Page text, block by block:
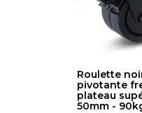
Roulette
pivotante
plateau
50mm -